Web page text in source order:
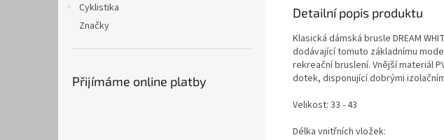
Cyklistika
Značky
Přijímáme online platby
Detailní popis produktu
Klasická dámská brusle DREAM
dodávající tomuto základnímu
rekreační bruslení. Vnější materiál
dotek, disponující dobrými
Velikost: 33 - 43
Délka vnitřních vložek: